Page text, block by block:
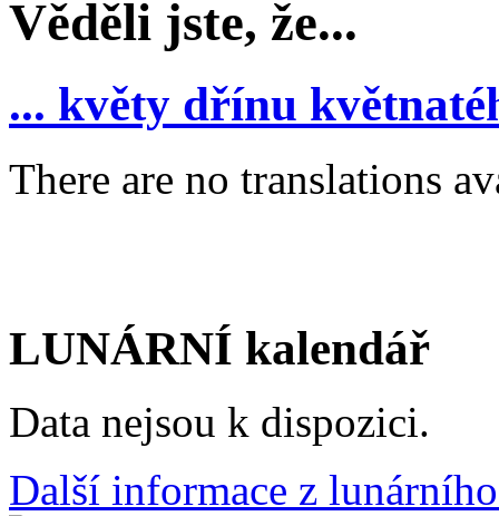
Věděli jste, že...
... květy dřínu
There are no translations
LUNÁRNÍ kalendář
Data nejsou k dispozici.
Další informace z